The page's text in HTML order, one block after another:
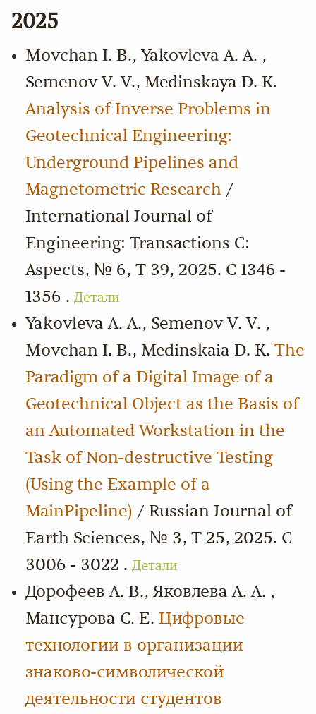
2025
Movchan I. B., Yakovleva A. А. ,
Semenov V. V., Medinskaya D. K.
Analysis of Inverse Problems in
Geotechnical Engineering:
Underground Pipelines and
Magnetometric Research /
International Journal of
Engineering: Transactions C:
Aspects, № 6, Т 39, 2025. С 1346 -
1356 . Детали
Yakovleva A. A., Semenov V. V. ,
Movchan I. B., Medinskaia D. K. The
Paradigm of a Digital Image of a
Geotechnical Object as the Basis of
an Automated Workstation in the
Task of Non-destructive Testing
(Using the Example of a
MainPipeline) / Russian Journal of
Earth Sciences, № 3, Т 25, 2025. С
3006 - 3022 . Детали
Дорофеев А. В., Яковлева А. А. ,
Мансурова С. Е. Цифровые
технологии в организации
знаково-символической
деятельности студентов